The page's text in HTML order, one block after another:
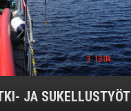
JA SUKELLUSTYÖT